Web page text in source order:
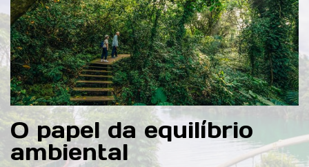
O papel da equilíbrio
ambiental